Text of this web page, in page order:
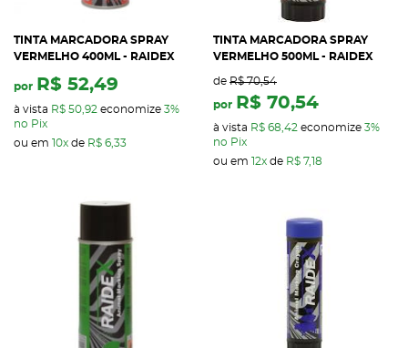
TINTA MARCADORA SPRAY
VERMELHO 400ML - RAIDEX
por R$ 52,49
à vista R$ 50,92 economize 3%
no Pix
ou em 10x de R$ 6,33
TINTA MARCADORA SPRAY
VERMELHO 500ML - RAIDEX
de R$ 70,54
por R$ 70,54
à vista R$ 68,42 economize 3%
no Pix
ou em 12x de R$ 7,18